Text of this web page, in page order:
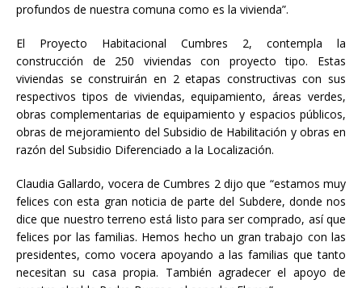
profundos de nuestra comuna como es la vivienda”.
El Proyecto Habitacional Cumbres 2, contempla la
construcción de 250 viviendas con proyecto tipo. Estas
viviendas se construirán en 2 etapas constructivas con sus
respectivos tipos de viviendas, equipamiento, áreas verdes,
obras complementarias de equipamiento y espacios públicos,
obras de mejoramiento del Subsidio de Habilitación y obras en
razón del Subsidio Diferenciado a la Localización.
Claudia Gallardo, vocera de Cumbres 2 dijo que “estamos muy
felices con esta gran noticia de parte del Subdere, donde nos
dice que nuestro terreno está listo para ser comprado, así que
felices por las familias. Hemos hecho un gran trabajo con las
presidentes, como vocera apoyando a las familias que tanto
necesitan su casa propia. También agradecer el apoyo de